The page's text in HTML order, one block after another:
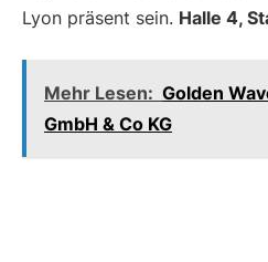
Lyon präsent sein. Halle 4,
Mehr Lesen: Golden
GmbH & Co KG